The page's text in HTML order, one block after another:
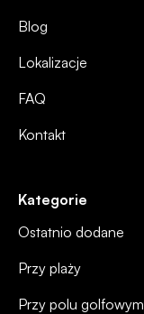
Blog
Lokalizacje
FAQ
Kontakt
Kategorie
Ostatnio dodane
Przy plaży
Przy polu golfowym